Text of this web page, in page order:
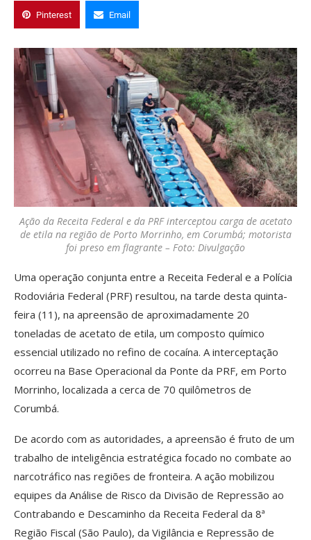
Pinterest Email
Ação da Receita Federal e da PRF interceptou carga de acetato
de etila na região de Porto Morrinho, em Corumbá; motorista
foi preso em flagrante – Foto: Divulgação
Uma operação conjunta entre a Receita Federal e a Polícia
Rodoviária Federal (PRF) resultou, na tarde desta quinta-
feira (11), na apreensão de aproximadamente 20
toneladas de acetato de etila, um composto químico
essencial utilizado no refino de cocaína. A interceptação
ocorreu na Base Operacional da Ponte da PRF, em Porto
Morrinho, localizada a cerca de 70 quilômetros de
Corumbá.
De acordo com as autoridades, a apreensão é fruto de um
trabalho de inteligência estratégica focado no combate ao
narcotráfico nas regiões de fronteira. A ação mobilizou
equipes da Análise de Risco da Divisão de Repressão ao
Contrabando e Descaminho da Receita Federal da 8ª
Região Fiscal (São Paulo), da Vigilância e Repressão de